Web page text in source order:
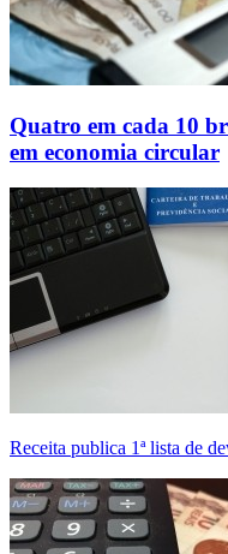
Quatro em cada 10
em economia circular
Receita publica 1ª lista de